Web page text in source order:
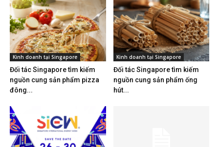
Kinh doanh tại Singapore
Đối tác Singapore tìm kiếm
nguồn cung sản phẩm pizza
đông...
Kinh doanh tại Singapore
Đối tác Singapore tìm kiếm
nguồn cung sản phẩm ống
hút...